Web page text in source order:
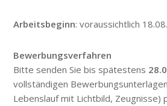
Arbeitsbeginn: voraussichtlich
Bewerbungsverfahren
Bitte senden Sie bis spätestens
vollständigen
Lebenslauf mit Lichtbild, Zeugnisse)